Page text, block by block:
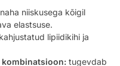
niiskusega kõigil
elastsuse.
lipiidikihi ja
tugevdab